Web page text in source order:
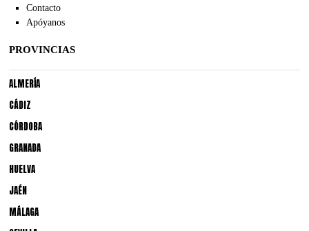
Contacto
Apóyanos
PROVINCIAS
ALMERÍA
CÁDIZ
CÓRDOBA
GRANADA
HUELVA
JAÉN
MÁLAGA